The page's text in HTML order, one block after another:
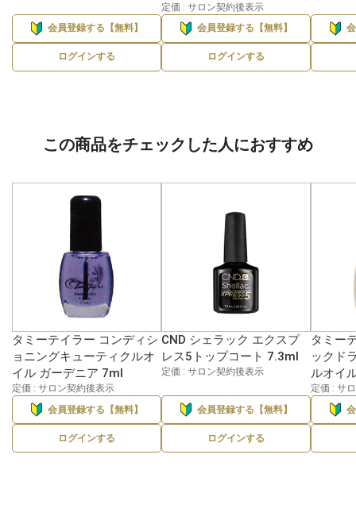
会員登録する【無料】
ログインする
定価 : サロン契約後表示
会員登録する【無料】
ログインする
この商品をチェックした人におすすめ
タミーテイラー コンディシ
ョニングキューティクルオ
イル ガーデニア 7ml
定価 : サロン契約後表示
会員登録する【無料】
ログインする
CND シェラック エクスプ
レス5トップコート 7.3ml
定価 : サロン契約後表示
会員登録する【無料】
ログインする
タミー
ックド
ルオイ
定価 : サ